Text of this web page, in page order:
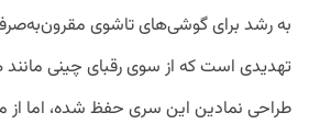
به رشد برای گوشی‌های تاشوی
تهدیدی است که از سوی رقبای چینی
طراحی نمادین این سری حفظ شده، اما از